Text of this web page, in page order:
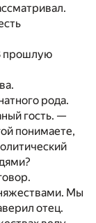
прошлую
рода.
гость. —
понимаете,
Мы
отец.